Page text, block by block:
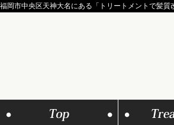
福岡市中央区天神大名にある「トリートメントで髪